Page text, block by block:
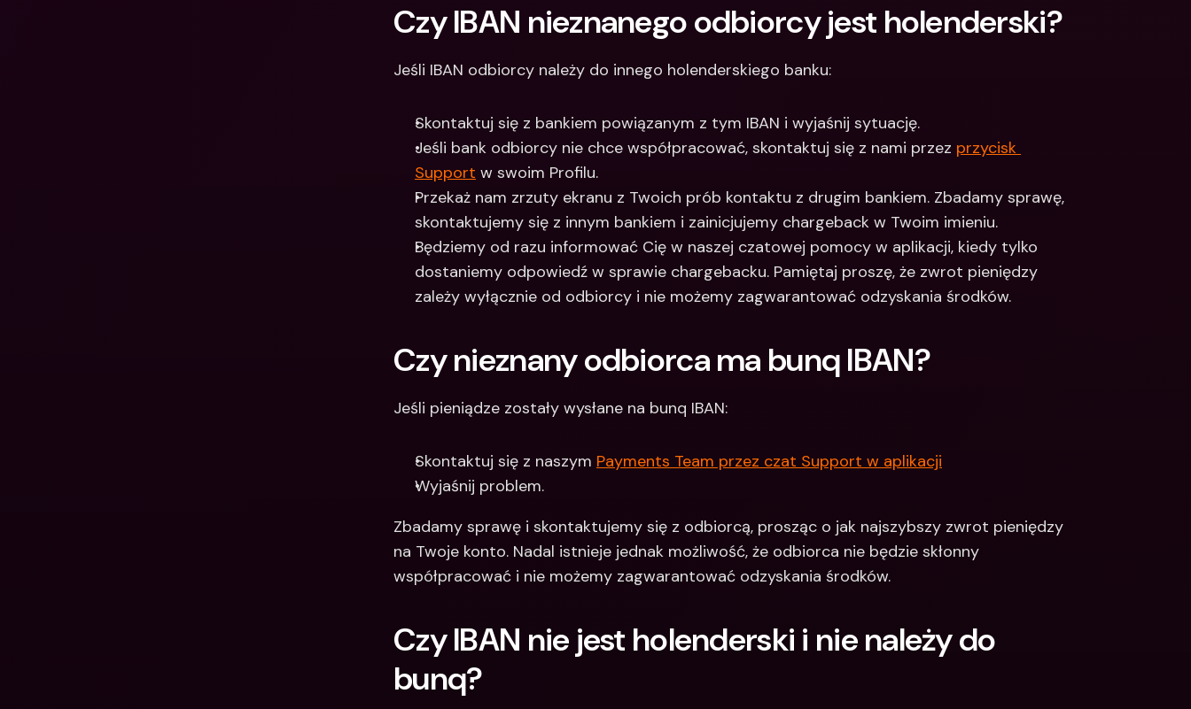
Czy IBAN nieznanego odbiorcy jest holenderski?
Jeśli IBAN odbiorcy należy do innego holenderskiego banku:
Skontaktuj się z bankiem powiązanym z tym IBAN i wyjaśnij sytuację.
Jeśli bank odbiorcy nie chce współpracować, skontaktuj się z nami przez przycisk
Support w swoim Profilu.
Przekaż nam zrzuty ekranu z Twoich prób kontaktu z drugim bankiem. Zbadamy sprawę,
skontaktujemy się z innym bankiem i zainicjujemy chargeback w Twoim imieniu.
Będziemy od razu informować Cię w naszej czatowej pomocy w aplikacji, kiedy tylko
dostaniemy odpowiedź w sprawie chargebacku. Pamiętaj proszę, że zwrot pieniędzy
zależy wyłącznie od odbiorcy i nie możemy zagwarantować odzyskania środków.
Czy nieznany odbiorca ma bunq IBAN?
Jeśli pieniądze zostały wysłane na bunq IBAN:
Skontaktuj się z naszym Payments Team przez czat Support w aplikacji
Wyjaśnij problem.
Zbadamy sprawę i skontaktujemy się z odbiorcą, prosząc o jak najszybszy zwrot pieniędzy
na Twoje konto. Nadal istnieje jednak możliwość, że odbiorca nie będzie skłonny
współpracować i nie możemy zagwarantować odzyskania środków.
Czy IBAN nie jest holenderski i nie należy do
bunq?